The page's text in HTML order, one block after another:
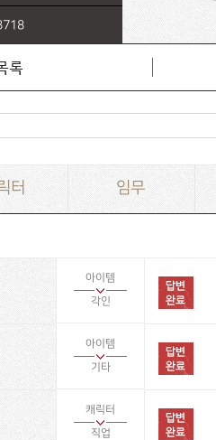
터 임무
아이템
각인
아이템
기타
캐릭터
직업